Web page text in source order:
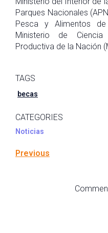
Parques Nacionales
Pesca y Alimentos
Ministerio de
Productiva de la Nación
TAGS
becas
CATEGORIES
Noticias
Previous